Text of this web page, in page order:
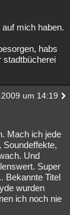
mich haben.
habs
stadtbücherei
um 14:19
Mach ich jede
Soundeffekte,
Und
Super
Bekannte Titel
wurden
ich noch nie